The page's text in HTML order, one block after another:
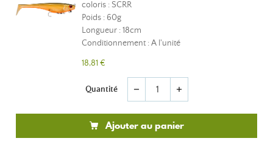
coloris : SCRR
Poids : 60g
Longueur : 18cm
Conditionnement : A l'unité
18,81 €
Quantité remove add
Ajouter au panier